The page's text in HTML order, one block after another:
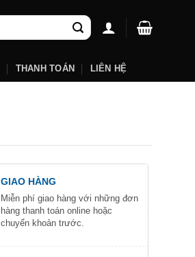
THANH TOÁN LIÊN HỆ
GIAO HÀNG
Miễn phí giao hàng với những đơn
hàng thanh toán online hoặc
chuyển khoản trước.